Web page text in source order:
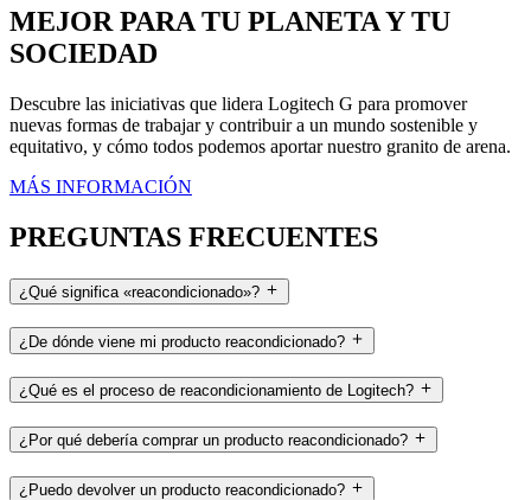
MEJOR PARA TU PLANETA Y TU
SOCIEDAD
Descubre las iniciativas que lidera Logitech G para promover
nuevas formas de trabajar y contribuir a un mundo sostenible y
equitativo, y cómo todos podemos aportar nuestro granito de arena.
MÁS INFORMACIÓN
PREGUNTAS FRECUENTES
¿Qué significa «reacondicionado»?
¿De dónde viene mi producto reacondicionado?
¿Qué es el proceso de reacondicionamiento de Logitech?
¿Por qué debería comprar un producto reacondicionado?
¿Puedo devolver un producto reacondicionado?